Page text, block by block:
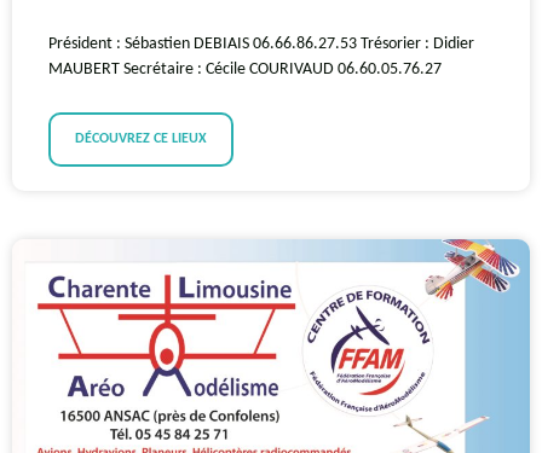
Président : Sébastien DEBIAIS 06.66.86.27.53 Trésorier : Didier
MAUBERT Secrétaire : Cécile COURIVAUD 06.60.05.76.27
DÉCOUVREZ CE LIEUX